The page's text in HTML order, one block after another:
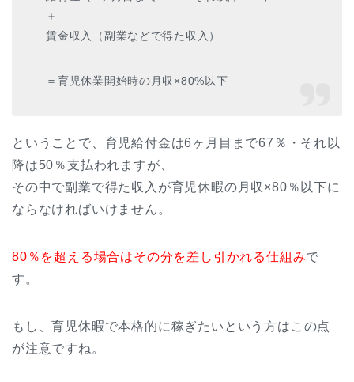
＋
賃金収入（副業などで得た収入）
＝ 育児休業開始時の月収×80%以下
ということで、育児給付金は6ヶ月目まで67％・それ以
降は50％支払われますが、
その中で副業で得た収入が育児休暇の月収×80％以下に
ならなければいけません。
80％を超える場合はその分を差し引かれる仕組みで
す。
もし、育児休暇で本格的に稼ぎたいという方はこの点
が注意ですね。